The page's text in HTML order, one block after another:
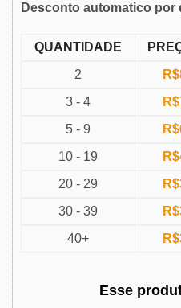
Desconto automatico por
QUANTIDADE
2
R$
3 - 4
R$
5 - 9
R$
10 - 19
R$
20 - 29
R$
30 - 39
R$
40+
R$
Esse